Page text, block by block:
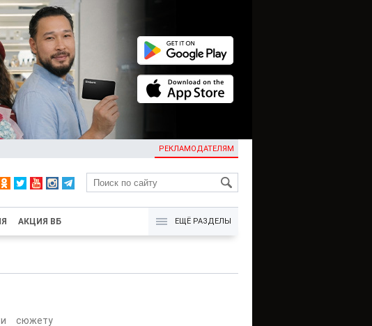
РЕКЛАМОДАТЕЛЯМ
KG
АКЦИЯ ВБ ЕЩЁ РАЗДЕЛЫ
сюжету